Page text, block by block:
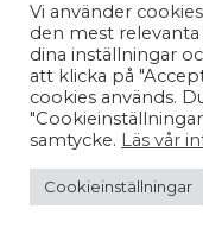
FÖLJ OSS
Vi använder
den mest
dina inställningar
att klicka på
cookies används.
samtycke. Läs vår
Cookieinställningar